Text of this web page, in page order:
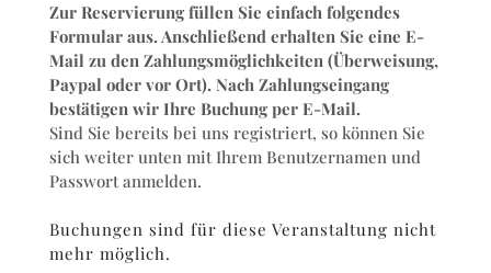
Zur Reservierung füllen Sie einfach folgendes
Formular aus. Anschließend erhalten Sie eine E-
Mail zu den Zahlungsmöglichkeiten (Überweisung,
Paypal oder vor Ort). Nach Zahlungseingang
bestätigen wir Ihre Buchung per E-Mail.
Sind Sie bereits bei uns registriert, so können Sie
sich weiter unten mit Ihrem Benutzernamen und
Passwort anmelden.
Buchungen sind für diese Veranstaltung nicht
mehr möglich.